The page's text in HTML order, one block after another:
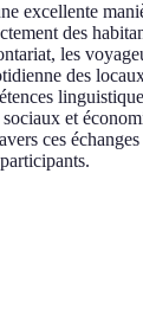
excellente
des
les
des
et
ces